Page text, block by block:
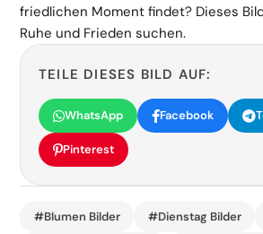
friedlichen Moment findet? Dieses
Ruhe und Frieden suchen.
TEILE DIESES BILD AUF:
WhatsApp Facebook
Pinterest
#Blumen Bilder #Dienstag Bilder